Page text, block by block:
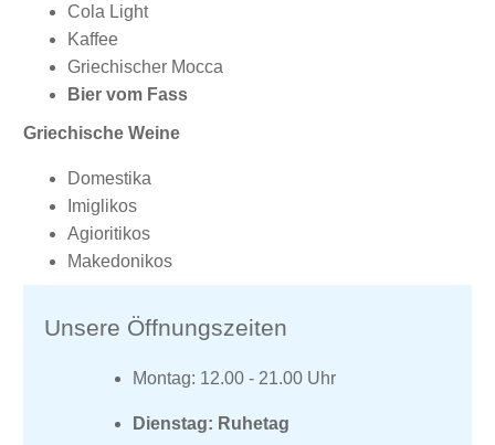
Cola Light
Kaffee
Griechischer Mocca
Bier vom Fass
Griechische Weine
Domestika
Imiglikos
Agioritikos
Makedonikos
Unsere Öffnungszeiten
Montag: 12.00 - 21.00 Uhr
Dienstag: Ruhetag